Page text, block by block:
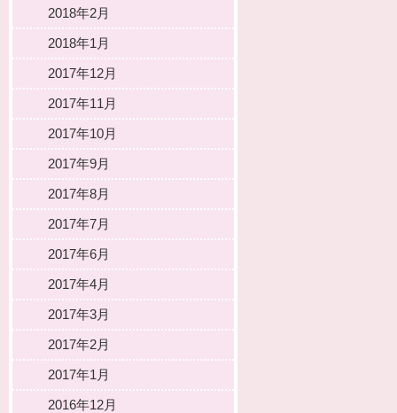
2018年2月
2018年1月
2017年12月
2017年11月
2017年10月
2017年9月
2017年8月
2017年7月
2017年6月
2017年4月
2017年3月
2017年2月
2017年1月
2016年12月